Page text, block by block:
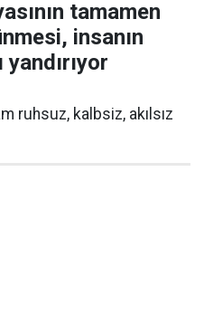
tamamen
insanın
ruhsuz, kalbsiz, akılsız